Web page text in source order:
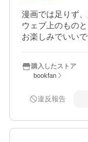
漫画では足りず
ウェブ上のもの
お楽しみでいいで
購入したストア
bookfan
違反報告